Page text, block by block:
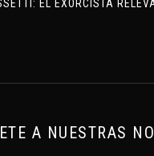
A NUESTRAS